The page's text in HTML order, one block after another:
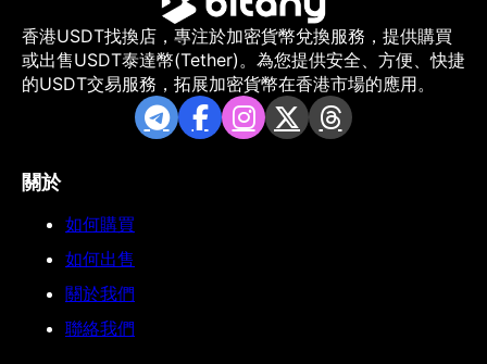
香港USDT找換店，專注於加密貨幣兌換服務，提供購買
或出售USDT泰達幣(Tether)。為您提供安全、方便、快捷
的USDT交易服務，拓展加密貨幣在香港市場的應用。
關於
如何購買
如何出售
關於我們
聯絡我們